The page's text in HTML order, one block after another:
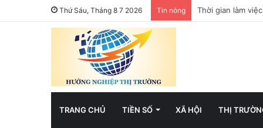
Thứ Sáu, Tháng 8 7 2026 Tin nóng Việt Nam hướng
TRANG CHỦ TIỀN SỐ XÃ HỘI THỊ